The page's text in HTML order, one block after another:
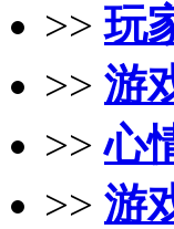
>>玩
>> 游
>>心
>> 游